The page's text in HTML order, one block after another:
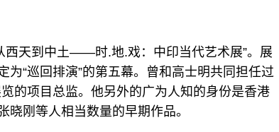
西天到中土——时.地.戏：中印当代艺术展”。展
为“巡回排演”的第五幕。曾和 高士明共同担任过
的项目总监。他另外的广为人知的身份是香港
晓刚 等人相当数量的早期作品。